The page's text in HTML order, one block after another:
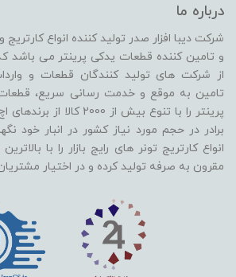
درباره ما
شرکت دیبا افزار صدر تولید کننده انواع کارتریج
و تامین کننده قطعات یدکی پرینتر می باشد که
از شرکت های تولید کنندگان قطعات و
تامین به موقع و خدمت رسانی سریع،
پرینتر را با تنوع بیش از
برادر در حجم مورد نیاز کشور در انبار خود
انواع کارتریج تونر های رایج بازار را با
مقرون به صرفه تولید کرده و در اختیار